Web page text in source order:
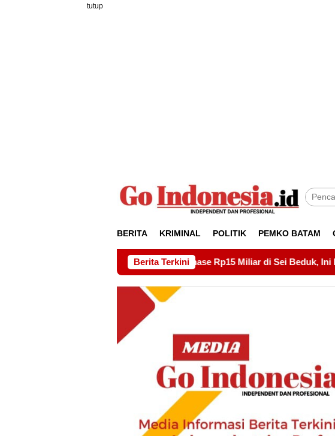
tutup
BERITA KRIMINAL POLITIK PEMKO BATAM
Berita Terkini
Drainase Rp15 Miliar di Sei Beduk, Ini Permintaan AMSBP